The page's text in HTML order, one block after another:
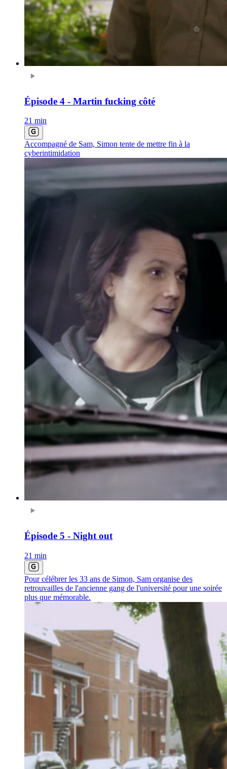
Épisode 4 - Martin fucking côté
21 min
Accompagné de Sam, Simon tente de mettre fin à la
cyberintimidation
Épisode 5 - Night out
21 min
Pour célébrer les 33 ans de Simon, Sam organise des
retrouvailles de l'ancienne gang de l'université pour une soirée
plus que mémorable.